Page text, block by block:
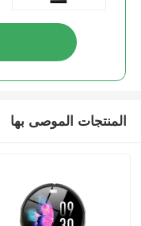
المنتجات الموصى بها